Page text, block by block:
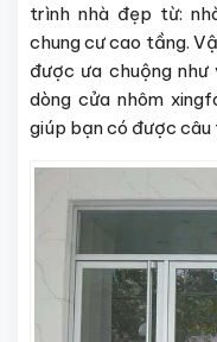
trình nhà đẹp từ:
chung cư cao tầng.
được ưa chuộng
dòng cửa nhôm
giúp bạn có được